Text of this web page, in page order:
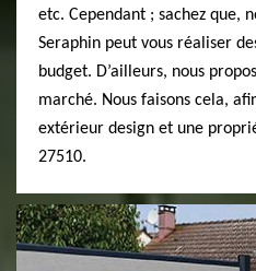
etc. Cependant ; sachez que,
Seraphin peut vous réaliser
budget. D’ailleurs, nous
marché. Nous faisons cela,
extérieur design et une
27510.